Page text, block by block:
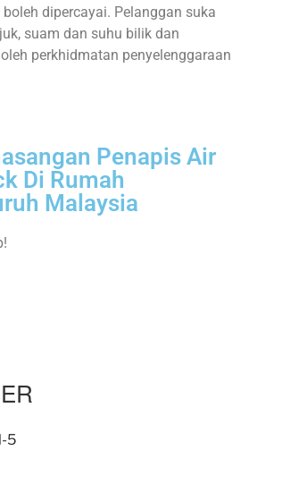
dipercayai. Pelanggan suka
suam dan suhu bilik dan
perkhidmatan penyelenggaraan
Penapis Air
Di Rumah
Malaysia